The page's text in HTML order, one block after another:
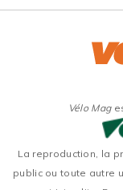
Vélo Mag
La reproduction, la
public ou toute autre